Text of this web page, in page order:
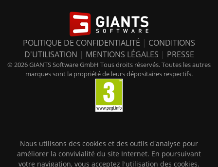
POLITIQUE DE CONFIDENTIALITÉ | CONDITIONS
D'UTILISATION | MENTIONS LÉGALES | PRESSE
© 2026 GIANTS Software GmbH Tous droits réservés. Toutes les autres
marques sont la propriété de leurs dépositaires respectifs.
Nous utilisons des cookies et des outils d'analyse pour
améliorer la convivialité du site Internet. En poursuivant
votre navigation, vous acceptez l'utilisation des cookies.